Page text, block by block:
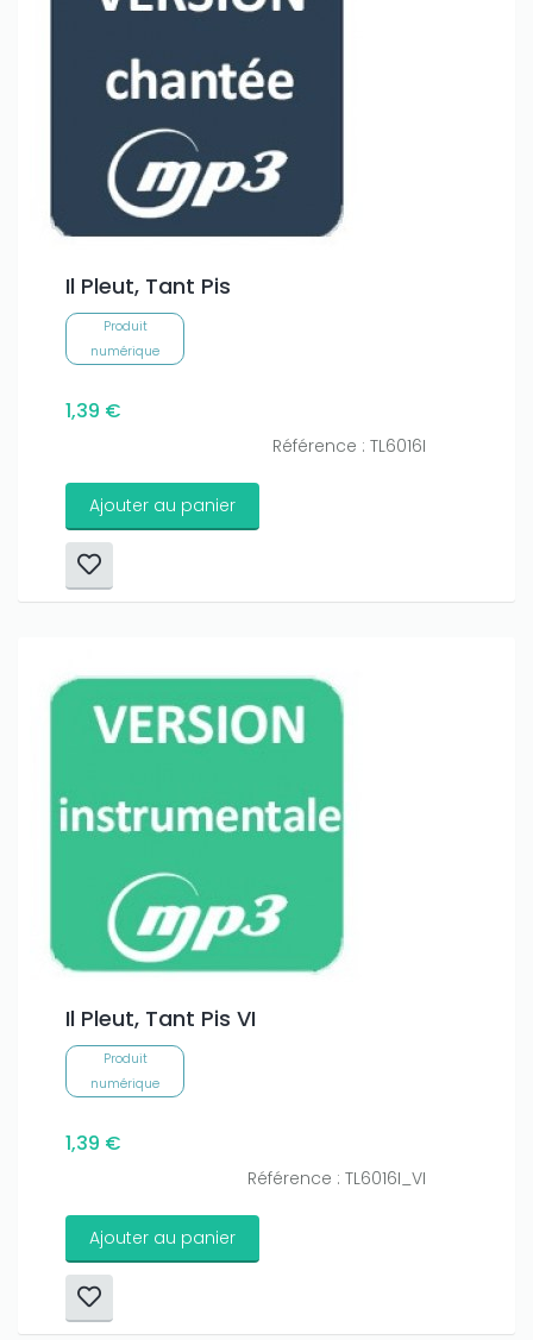
Il Pleut, Tant Pis
Produit
numérique
1,39 €
Référence : TL6016I
Ajouter au panier
Il Pleut, Tant Pis VI
Produit
numérique
1,39 €
Référence : TL6016I_VI
Ajouter au panier